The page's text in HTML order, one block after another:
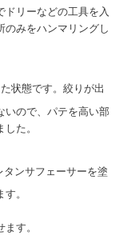
リーなどの工具を入
みをハンマリングし
状態です。絞りが出
いので、パテを高い部
た。
ンサフェーサーを塗
。
す。